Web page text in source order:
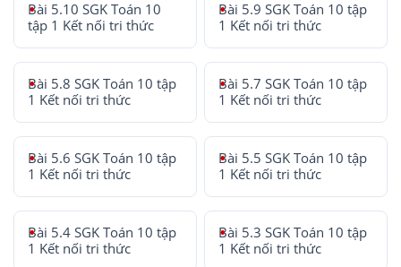
Bài 5.10 SGK Toán 10
tập 1 Kết nối tri thức
Bài 5.9 SGK Toán 10 tập
1 Kết nối tri thức
Bài 5.8 SGK Toán 10 tập
1 Kết nối tri thức
Bài 5.7 SGK Toán 10 tập
1 Kết nối tri thức
Bài 5.6 SGK Toán 10 tập
1 Kết nối tri thức
Bài 5.5 SGK Toán 10 tập
1 Kết nối tri thức
Bài 5.4 SGK Toán 10 tập
1 Kết nối tri thức
Bài 5.3 SGK Toán 10 tập
1 Kết nối tri thức